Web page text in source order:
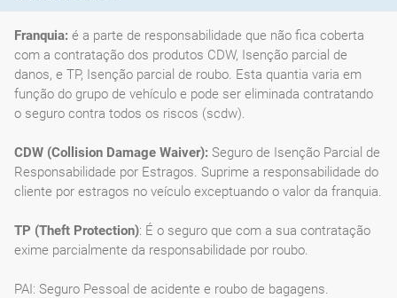
Franquia: é a parte de responsabilidade que não fica coberta
com a contratação dos produtos CDW, Isenção parcial de
danos, e TP, Isenção parcial de roubo. Esta quantia varia em
função do grupo de vehículo e pode ser eliminada contratando
o seguro contra todos os riscos (scdw).
CDW (Collision Damage Waiver): Seguro de Isenção Parcial de
Responsabilidade por Estragos. Suprime a responsabilidade do
cliente por estragos no veículo exceptuando o valor da franquia.
TP (Theft Protection): É o seguro que com a sua contratação
exime parcialmente da responsabilidade por roubo.
PAI: Seguro Pessoal de acidente e roubo de bagagens.